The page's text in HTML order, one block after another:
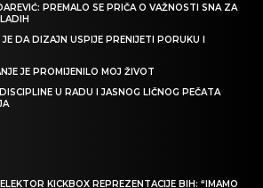
PREMALO SE PRIČA O VAŽNOSTI SNA ZA
JE DA DIZAJN USPIJE PRENIJETI PORUKU I
JE PROMIJENILO MOJ ŽIVOT
U RADU I JASNOG LIČNOG PEČATA
KICKBOX REPREZENTACIJE BIH: “IMAMO